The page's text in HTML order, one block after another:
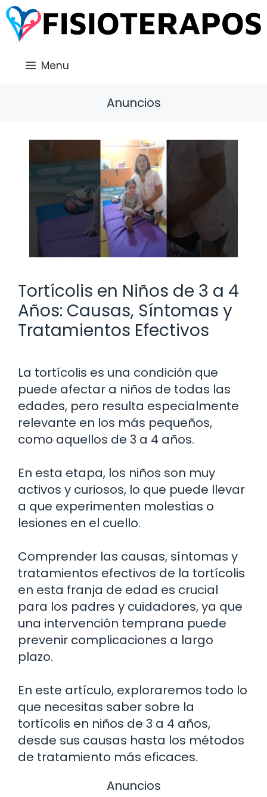
Saltar
al
contenido
Menu
Anuncios
Tortícolis en Niños de 3 a 4
Años: Causas, Síntomas y
Tratamientos Efectivos
La tortícolis es una condición que
puede afectar a niños de todas las
edades, pero resulta especialmente
relevante en los más pequeños,
como aquellos de 3 a 4 años.
En esta etapa, los niños son muy
activos y curiosos, lo que puede llevar
a que experimenten molestias o
lesiones en el cuello.
Comprender las causas, síntomas y
tratamientos efectivos de la tortícolis
en esta franja de edad es crucial
para los padres y cuidadores, ya que
una intervención temprana puede
prevenir complicaciones a largo
plazo.
En este artículo, exploraremos todo lo
que necesitas saber sobre la
tortícolis en niños de 3 a 4 años,
desde sus causas hasta los métodos
de tratamiento más eficaces.
Anuncios